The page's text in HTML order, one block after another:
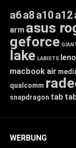
a6a8 a10 a12
arm asus
geforce
lake LABISTS
macbook air
qualcomm
snapdragon tab
WERBUNG